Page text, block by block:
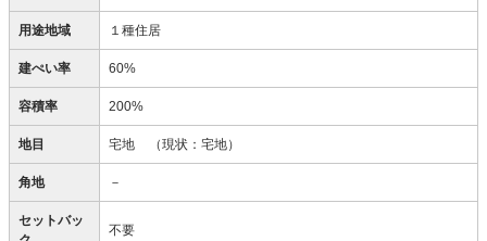
用途地域 １種住居
建ぺい率 60%
容積率 200%
地目 宅地 （現状：宅地）
角地 －
セットバッ
不要